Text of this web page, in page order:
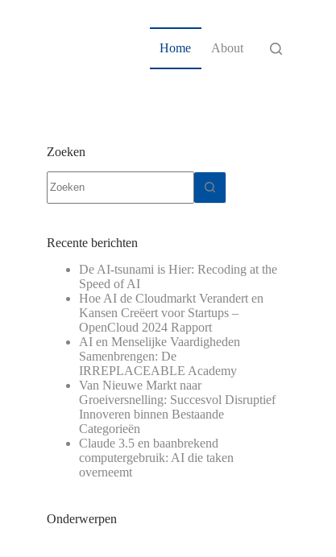
Home About
Zoeken
resultaten
Recente berichten
De AI-tsunami is Hier: Recoding at the
Speed of AI
Hoe AI de Cloudmarkt Verandert en
Kansen Creëert voor Startups –
OpenCloud 2024 Rapport
AI en Menselijke Vaardigheden
Samenbrengen: De
IRREPLACEABLE Academy
Van Nieuwe Markt naar
Groeiversnelling: Succesvol Disruptief
Innoveren binnen Bestaande
Categorieën
Claude 3.5 en baanbrekend
computergebruik: AI die taken
overneemt
Onderwerpen